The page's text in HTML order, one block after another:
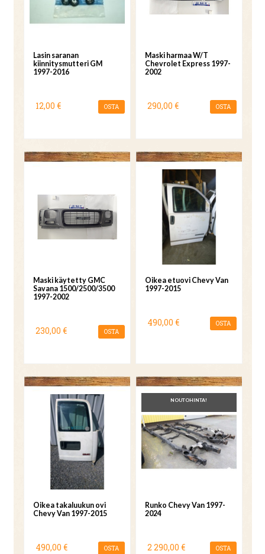
Lasin saranan
kiinnitysmutteri GM
1997-2016
12,00 € OSTA
Maski harmaa W/T
Chevrolet Express 1997-
2002
290,00 € OSTA
Maski käytetty GMC
Savana 1500/2500/3500
1997-2002
230,00 € OSTA
Oikea etuovi Chevy Van
1997-2015
490,00 € OSTA
Oikea takaluukun ovi
Chevy Van 1997-2015
490,00 € OSTA
NOUTOHINTA!
Runko Chevy Van 1997-
2024
2 290,00 € OSTA